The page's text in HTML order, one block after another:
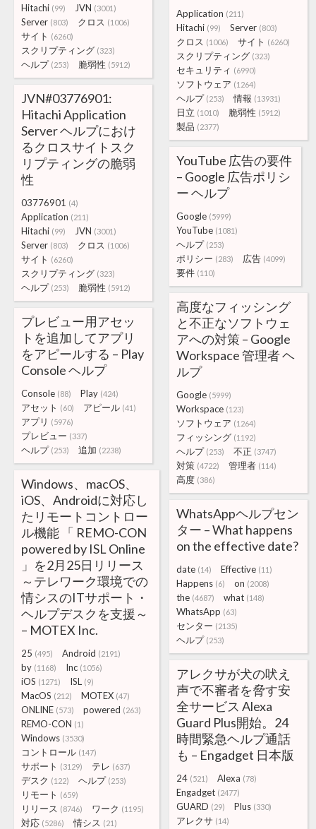
Hitachi (99) JVN (3001)
Server (803) クロス (1006)
サイト (6260)
スクリプティング (323)
ヘルプ (253) 脆弱性 (5912)
Application (211)
Hitachi (99) Server (803)
クロス (1006) サイト (6260)
スクリプティング (323)
セキュリティ (6990)
ソフトウェア (1264)
ヘルプ (253) 情報 (13931)
日立 (1010) 脆弱性 (5912)
製品 (2377)
JVN#03776901:
Hitachi Application
Server ヘルプにおけ
るクロスサイトスク
リプティングの脆弱
性
03776901 (4)
Application (211)
Hitachi (99) JVN (3001)
Server (803) クロス (1006)
サイト (6260)
スクリプティング (323)
ヘルプ (253) 脆弱性 (5912)
YouTube 広告の要件
– Google 広告ポリシ
ー ヘルプ
Google (5999)
YouTube (1081)
ヘルプ (253)
ポリシー (283) 広告 (4099)
要件 (110)
高度なフィッシング
と不正なソフトウェ
アへの対策 – Google
Workspace 管理者 ヘ
ルプ
Google (5999)
Workspace (123)
ソフトウェア (1264)
フィッシング (1192)
ヘルプ (253) 不正 (3747)
対策 (4722) 管理者 (114)
高度 (386)
プレビュー用アセッ
トを追加してアプリ
をアピールする – Play
Console ヘルプ
Console (88) Play (424)
アセット (60) アピール (41)
アプリ (5976)
プレビュー (337)
ヘルプ (253) 追加 (2238)
Windows、macOS、
iOS、Androidに対応し
たリモートコントロー
ル機能 「 REMO-CON
powered by ISL Online
」を2月25日リリース
～テレワーク環境での
情シスのITサポート・
ヘルプデスクを支援～
– MOTEX Inc.
25 (495) Android (2191)
by (1168) Inc (1056)
iOS (1271) ISL (9)
MacOS (212) MOTEX (47)
ONLINE (573) powered (263)
REMO-CON (1)
Windows (3530)
コントロール (147)
サポート (3129) テレ (637)
デスク (122) ヘルプ (253)
リモート (659)
リリース (8746) ワーク (1195)
対応 (5286) 情シス (21)
WhatsAppヘルプセン
ター – What happens
on the effective date?
date (14) Effective (11)
Happens (6) on (2008)
the (4687) what (148)
WhatsApp (63)
センター (2135)
ヘルプ (253)
アレクサが犬の吠え
声で不審者を脅す安
全サービス Alexa
Guard Plus開始。24
時間緊急ヘルプ通話
も – Engadget 日本版
24 (521) Alexa (78)
Engadget (2477)
GUARD (29) Plus (330)
アレクサ (14)